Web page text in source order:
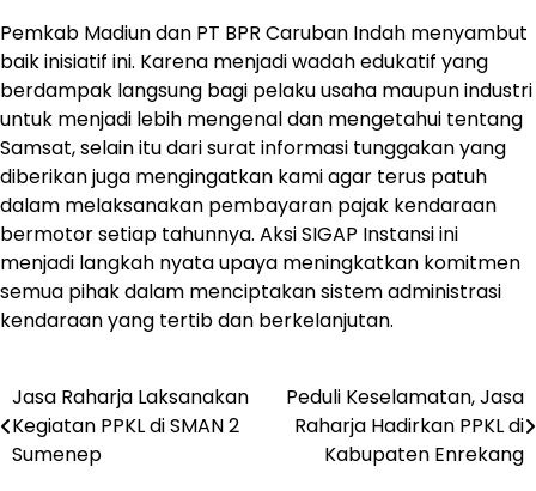
Pemkab Madiun dan PT BPR Caruban Indah menyambut
baik inisiatif ini. Karena menjadi wadah edukatif yang
berdampak langsung bagi pelaku usaha maupun industri
untuk menjadi lebih mengenal dan mengetahui tentang
Samsat, selain itu dari surat informasi tunggakan yang
diberikan juga mengingatkan kami agar terus patuh
dalam melaksanakan pembayaran pajak kendaraan
bermotor setiap tahunnya. Aksi SIGAP Instansi ini
menjadi langkah nyata upaya meningkatkan komitmen
semua pihak dalam menciptakan sistem administrasi
kendaraan yang tertib dan berkelanjutan.
Post
navigation
Jasa Raharja Laksanakan
Kegiatan PPKL di SMAN 2
Sumenep
Peduli Keselamatan, Jasa
Raharja Hadirkan PPKL di
Kabupaten Enrekang